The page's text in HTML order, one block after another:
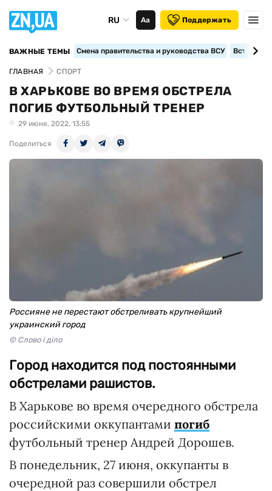
RU Аа Поддержать
ВАЖНЫЕ ТЕМЫ Смена правительства и руководства ВСУ
ГЛАВНАЯ СПОРТ
В ХАРЬКОВЕ ВО ВРЕМЯ ОБСТРЕЛА
ПОГИБ ФУТБОЛЬНЫЙ ТРЕНЕР
29 июня, 2022, 13:55
Поделиться
Россияне не перестают обстреливать крупнейший
украинский город
© Слово і діло
Город находится под постоянными
обстрелами рашистов.
В Харькове во время очередного обстрела
российскими оккупантами погиб
футбольный тренер Андрей Дорошев.
В понедельник, 27 июня, оккупанты в
очередной раз совершили обстрел